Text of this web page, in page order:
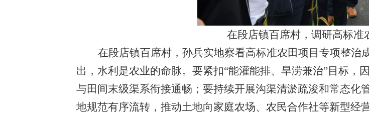
在段店镇百席村，调研高标准
在段店镇百席村，孙兵实地察看高标准农田项目专项整治
出，水利是农业的命脉。要紧扣“能灌能排、旱涝兼治”目标，
与田间末级渠系衔接通畅；要持续开展沟渠清淤疏浚和常态化
地规范有序流转，推动土地向家庭农场、农民合作社等新型经